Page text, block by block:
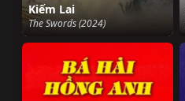
Kiếm Lai
The Swords (2024)